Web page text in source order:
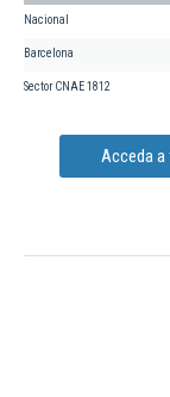
Nacional
Barcelona
Sector CNAE 1812
Acceda a